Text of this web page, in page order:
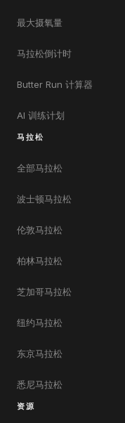
最大摄氧量
马拉松倒计时
Butter Run 计算器
AI 训练计划
马拉松
全部马拉松
波士顿马拉松
伦敦马拉松
柏林马拉松
芝加哥马拉松
纽约马拉松
东京马拉松
悉尼马拉松
资源